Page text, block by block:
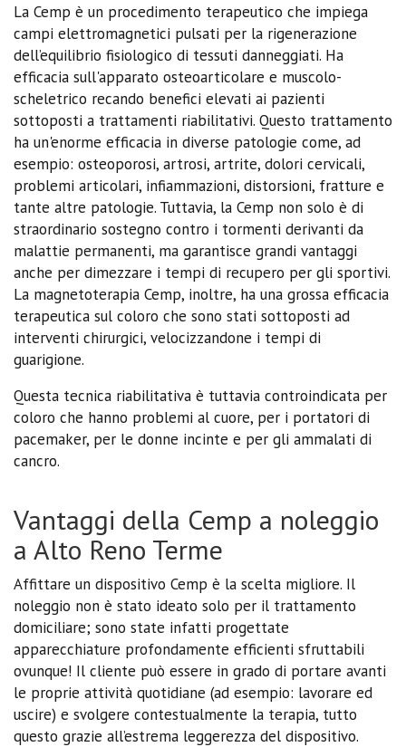
La Cemp è un procedimento terapeutico che impiega
campi elettromagnetici pulsati per la rigenerazione
dell’equilibrio fisiologico di tessuti danneggiati. Ha
efficacia sull'apparato osteoarticolare e muscolo-
scheletrico recando benefici elevati ai pazienti
sottoposti a trattamenti riabilitativi. Questo trattamento
ha un'enorme efficacia in diverse patologie come, ad
esempio: osteoporosi, artrosi, artrite, dolori cervicali,
problemi articolari, infiammazioni, distorsioni, fratture e
tante altre patologie. Tuttavia, la Cemp non solo è di
straordinario sostegno contro i tormenti derivanti da
malattie permanenti, ma garantisce grandi vantaggi
anche per dimezzare i tempi di recupero per gli sportivi.
La magnetoterapia Cemp, inoltre, ha una grossa efficacia
terapeutica sul coloro che sono stati sottoposti ad
interventi chirurgici, velocizzandone i tempi di
guarigione.
Questa tecnica riabilitativa è tuttavia controindicata per
coloro che hanno problemi al cuore, per i portatori di
pacemaker, per le donne incinte e per gli ammalati di
cancro.
Vantaggi della Cemp a noleggio
a Alto Reno Terme
Affittare un dispositivo Cemp è la scelta migliore. Il
noleggio non è stato ideato solo per il trattamento
domiciliare; sono state infatti progettate
apparecchiature profondamente efficienti sfruttabili
ovunque! Il cliente può essere in grado di portare avanti
le proprie attività quotidiane (ad esempio: lavorare ed
uscire) e svolgere contestualmente la terapia, tutto
questo grazie all’estrema leggerezza del dispositivo.